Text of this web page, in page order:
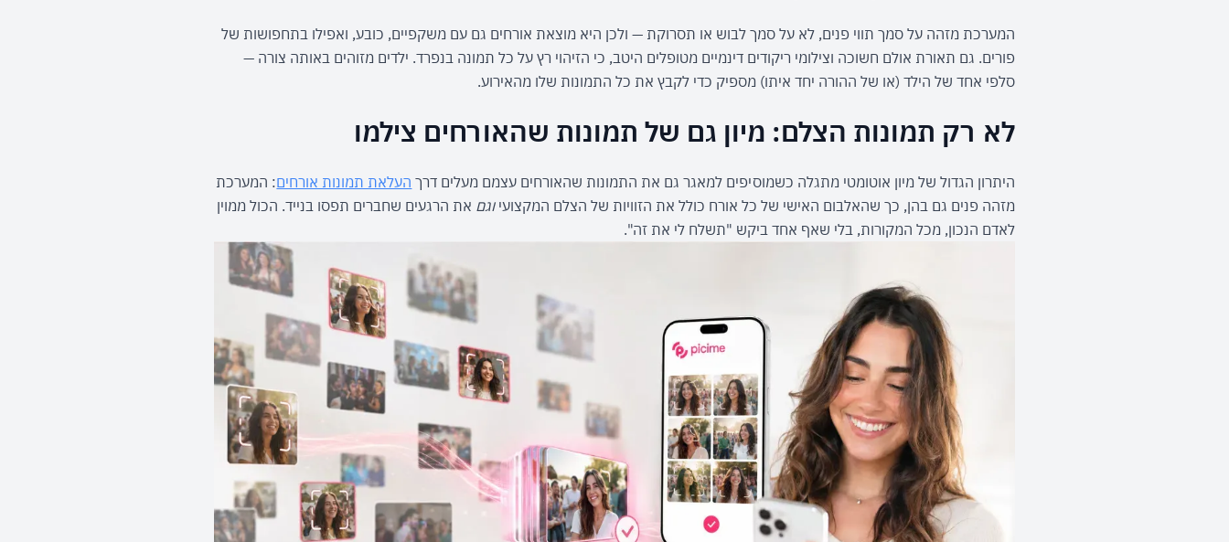
המערכת מזהה על סמך תווי פנים, לא על סמך לבוש או תסרוקת — ולכן היא מוצאת אורחים גם עם משקפיים, כובע, ואפילו בתחפושות של
פורים. גם תאורת אולם חשוכה וצילומי ריקודים דינמיים מטופלים היטב, כי הזיהוי רץ על כל תמונה בנפרד. ילדים מזוהים באותה צורה —
סלפי אחד של הילד (או של ההורה יחד איתו) מספיק כדי לקבץ את כל התמונות שלו מהאירוע.
לא רק תמונות הצלם: מיון גם של תמונות שהאורחים צילמו
היתרון הגדול של מיון אוטומטי מתגלה כשמוסיפים למאגר גם את התמונות שהאורחים עצמם מעלים דרך העלאת תמונות אורחים
מזהה פנים גם בהן, כך שהאלבום האישי של כל אורח כולל את הזוויות של הצלם המקצועי וגם
לאדם הנכון, מכל המקורות, בלי שאף אחד ביקש "תשלח לי את זה".